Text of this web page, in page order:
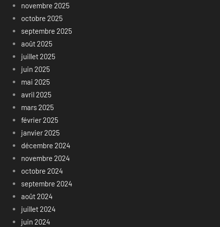
novembre 2025
octobre 2025
septembre 2025
août 2025
juillet 2025
juin 2025
mai 2025
avril 2025
mars 2025
février 2025
janvier 2025
décembre 2024
novembre 2024
octobre 2024
septembre 2024
août 2024
juillet 2024
juin 2024